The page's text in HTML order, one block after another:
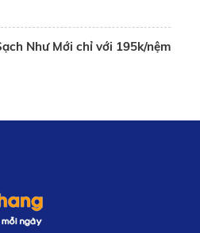
Như Mới chỉ với 195k/nệm